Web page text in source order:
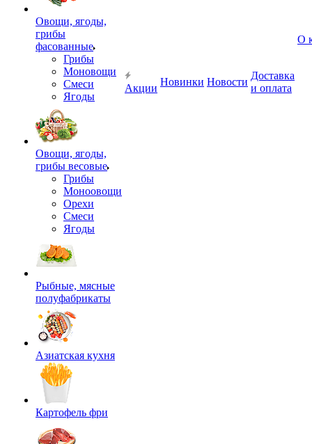
Овощи, ягоды,
грибы
фасованные
Грибы
Моновощи
Смеси
Ягоды
Овощи, ягоды,
грибы весовые
Грибы
Моноовощи
Орехи
Смеси
Ягоды
Рыбные, мясные
полуфабрикаты
Азиатская кухня
Картофель фри
Акции
Новинки Новости
Доставка
и оплата
О